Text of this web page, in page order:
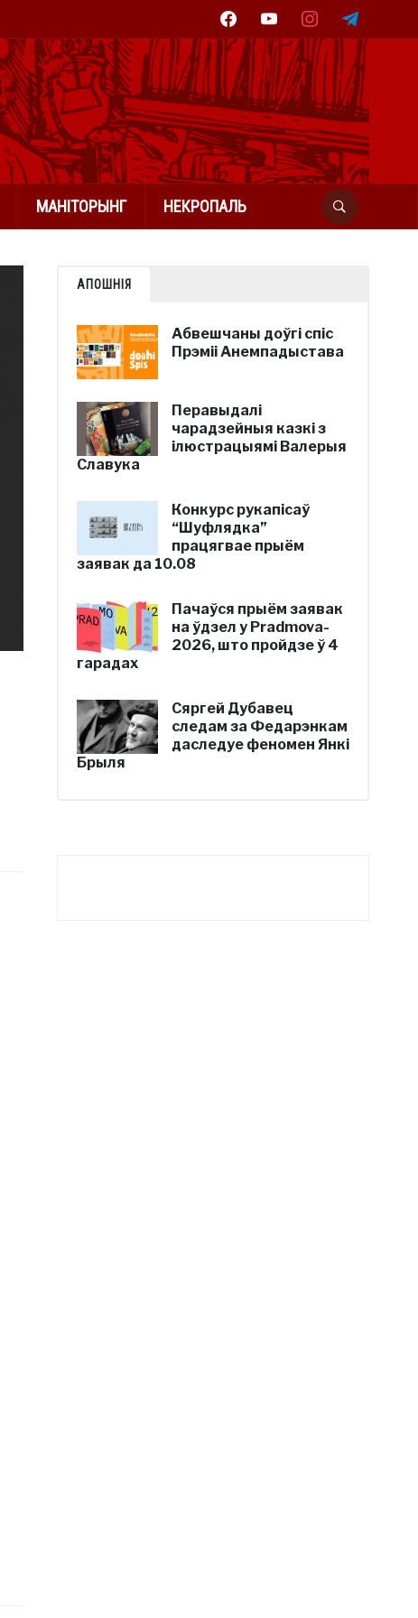
facebookyoutube instagramtelegram
МАНІТОРЫНГ НЕКРОПАЛЬ
АПОШНІЯ
Абвешчаны доўгі спіс
Прэміі Анемпадыстава
Перавыдалі
чарадзейныя казкі з
ілюстрацыямі Валерыя
Славука
Конкурс рукапісаў
“Шуфлядка”
працягвае прыём
заявак да 10.08
Пачаўся прыём заявак
на ўдзел у Pradmova-
2026, што пройдзе ў 4
гарадах
Сяргей Дубавец
следам за Федарэнкам
даследуе феномен Янкі
Брыля